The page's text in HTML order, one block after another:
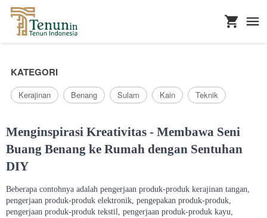
KATEGORI
Kerajinan Benang Sulam Kain Teknik
Menginspirasi Kreativitas - Membawa Seni
Buang Benang ke Rumah dengan Sentuhan
DIY
Beberapa contohnya adalah pengerjaan produk-produk kerajinan tangan,
pengerjaan produk-produk elektronik, pengepakan produk-produk,
pengerjaan produk-produk tekstil, pengerjaan produk-produk kayu,